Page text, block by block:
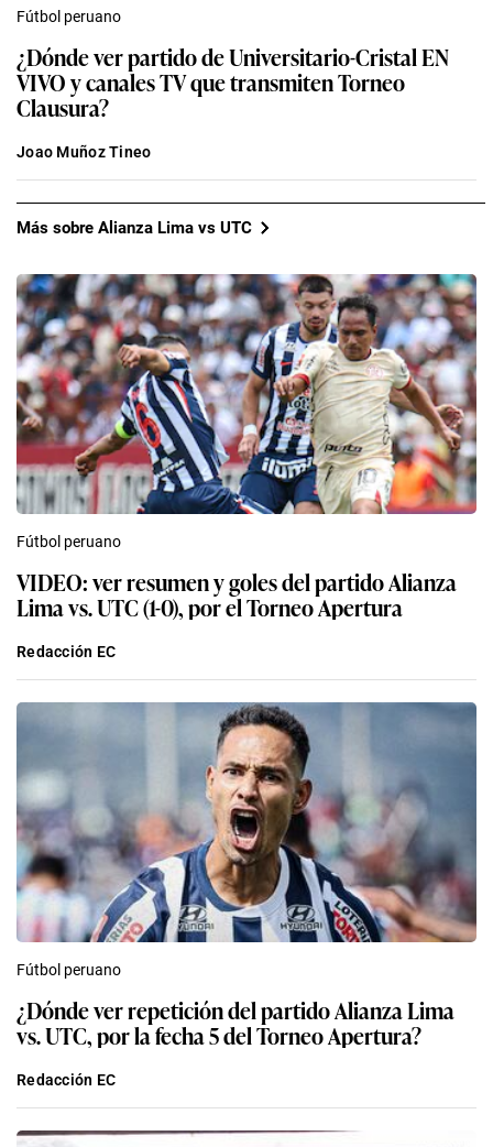
Fútbol peruano
¿Dónde ver partido de Universitario-Cristal EN
VIVO y canales TV que transmiten Torneo
Clausura?
Joao Muñoz Tineo
Más sobre Alianza Lima vs UTC
Fútbol peruano
VIDEO: ver resumen y goles del partido Alianza
Lima vs. UTC (1-0), por el Torneo Apertura
Redacción EC
Fútbol peruano
¿Dónde ver repetición del partido Alianza Lima
vs. UTC, por la fecha 5 del Torneo Apertura?
Redacción EC